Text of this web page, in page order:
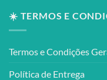
☀️ TERMOS E
Termos e Condições
Política de Entrega